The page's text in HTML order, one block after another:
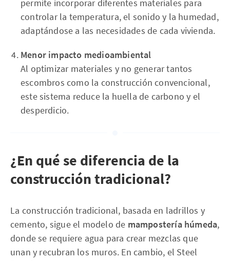
permite incorporar diferentes materiales para
controlar la temperatura, el sonido y la humedad,
adaptándose a las necesidades de cada vivienda.
Menor impacto medioambiental
Al optimizar materiales y no generar tantos
escombros como la construcción convencional,
este sistema reduce la huella de carbono y el
desperdicio.
¿En qué se diferencia de la
construcción tradicional?
La construcción tradicional, basada en ladrillos y
cemento, sigue el modelo de mampostería húmeda,
donde se requiere agua para crear mezclas que
unan y recubran los muros. En cambio, el Steel